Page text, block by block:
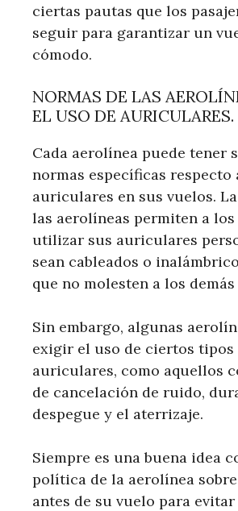
ciertas pautas que los
seguir para garantizar un
cómodo.
NORMAS DE LAS
EL USO DE AURICULARES.
Cada aerolínea puede tener
normas específicas respecto
auriculares en sus vuelos.
las aerolíneas permiten a los
utilizar sus auriculares
sean cableados o
que no molesten a los
Sin embargo, algunas
exigir el uso de ciertos tipos
auriculares, como aquellos
de cancelación de ruido,
despegue y el aterrizaje.
Siempre es una buena idea
política de la aerolínea
antes de su vuelo para evitar